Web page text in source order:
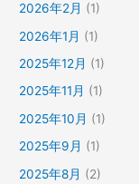
2026年2月 (1)
2026年1月 (1)
2025年12月 (1)
2025年11月 (1)
2025年10月 (1)
2025年9月 (1)
2025年8月 (2)